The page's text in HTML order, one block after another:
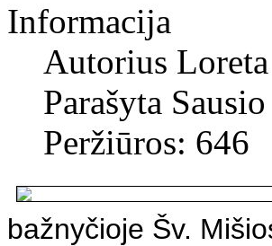
Informacija
Autorius
Parašyta
Peržiūros: 646
bažnyčioje Šv.